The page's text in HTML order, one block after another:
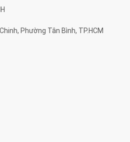
Phường Tân Bình, TP.HCM